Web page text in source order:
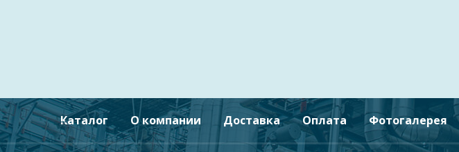
Каталог О компании Доставка Оплата Фотогалерея